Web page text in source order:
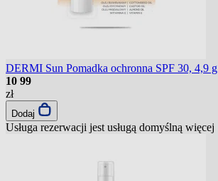
DERMI Sun Pomadka ochronna SPF 30, 4,9 g
10 99
zł
Dodaj
Usługa rezerwacji jest usługą domyślną więcej